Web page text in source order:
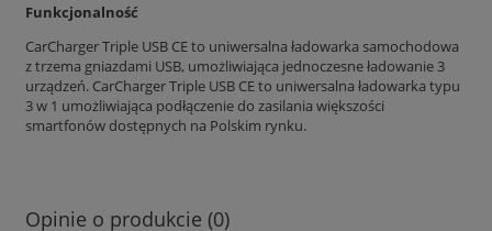
Funkcjonalność
CarCharger Triple USB CE to uniwersalna ładowarka samochodowa
z trzema gniazdami USB, umożliwiająca jednoczesne ładowanie 3
urządzeń. CarCharger Triple USB CE to uniwersalna ładowarka typu
3 w 1 umożliwiająca podłączenie do zasilania większości
smartfonów dostępnych na Polskim rynku.
Opinie o produkcie (0)